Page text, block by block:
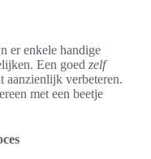
er enkele handige
Een goed zelf
aanzienlijk verbeteren.
met een beetje